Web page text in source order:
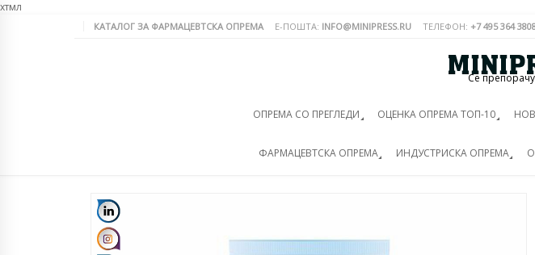
хтмл
КАТАЛОГ ЗА ФАРМАЦЕВТСКА ОПРЕМА Е-ПОШТА: INFO@MINIPRESS.RU ТЕЛЕФОН: +7 495 364
Се
ОПРЕМА СО ПРЕГЛЕДИ ОЦЕНКА ОПРЕМА ТОП-10
ФАРМАЦЕВТСКА ОПРЕМА ИНДУСТРИСКА ОПРЕМА